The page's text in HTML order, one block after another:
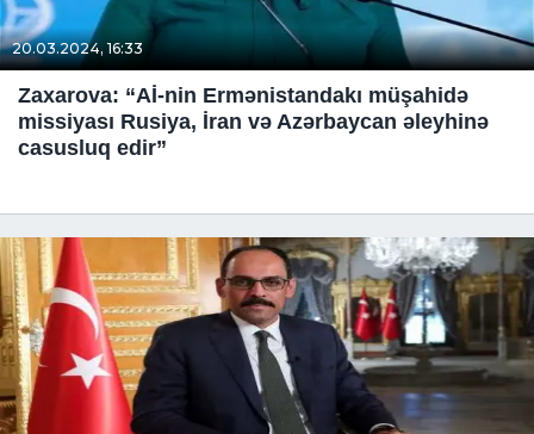
20.03.2024, 16:33
Zaxarova: “Aİ-nin Ermənistandakı müşahidə
missiyası Rusiya, İran və Azərbaycan əleyhinə
casusluq edir”